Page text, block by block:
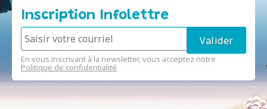
Inscription Infolettre
En vous inscrivant à la newsletter, vous acceptez notre
Politique de confidentialité.